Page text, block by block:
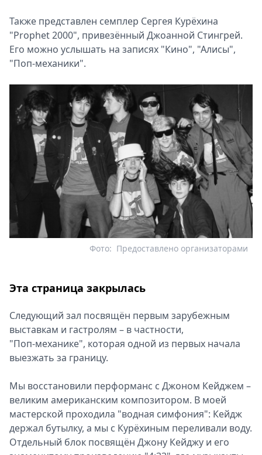
Также представлен семплер Сергея Курёхина
"Prophet 2000", привезённый Джоанной Стингрей.
Его можно услышать на записях "Кино", "Алисы",
"Поп‑механики".
Предоставлено организаторами
Фото:
Эта страница закрылась
Следующий зал посвящён первым зарубежным
выставкам и гастролям – в частности,
"Поп‑механике", которая одной из первых начала
выезжать за границу.
Мы восстановили перформанс с Джоном Кейджем –
великим американским композитором. В моей
мастерской проходила "водная симфония": Кейдж
держал бутылку, а мы с Курёхиным переливали воду.
Отдельный блок посвящён Джону Кейджу и его